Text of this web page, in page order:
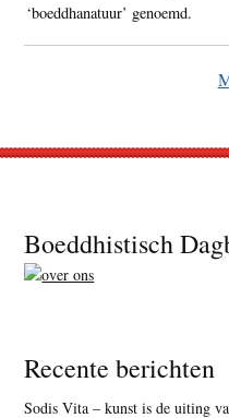
‘boeddhanatuur’ genoemd.
Footer
Boeddhistisch
Recente berichten
Sodis Vita – kunst is de uiting